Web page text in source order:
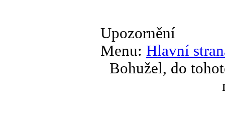
Upozornění
Menu: Hlavní
Bohužel, do